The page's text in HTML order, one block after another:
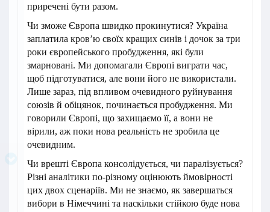
приречені бути разом.
Чи зможе Європа швидко прокинутися? Україна
заплатила кров’ю своїх кращих синів і дочок за три
роки європейського пробудження, які були
змарновані. Ми допомагали Європі виграти час,
щоб підготуватися, але вони його не використали.
Лише зараз, під впливом очевидного руйнування
союзів й обіцянок, починається пробудження. Ми
говорили Європі, що захищаємо її, а вони не
вірили, аж поки нова реальність не зробила це
очевидним.
Чи врешті Європа консолідується, чи паралізується?
Різні аналітики по-різному оцінюють ймовірності
цих двох сценаріїв. Ми не знаємо, як завершаться
вибори в Німеччині та наскільки стійкою буде нова